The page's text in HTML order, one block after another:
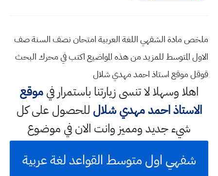
ملخص مادة الشفهي اللغة العربية امتحان نصف السنة صف
الاول المتوسط للمزيد من هذه المواضيع اكتب في محرك البحث
قوقل موقع استاذ احمد مهدي شلال
اهلا وسهلالا تنسى زيارتنا باستمرار فيموقع
الاستاذ احمد مهدي شلال للحصول على كل
شيء جديد ومميز وانت الان في موضوع
شفهي اول متوسط القواعد لغة عربية